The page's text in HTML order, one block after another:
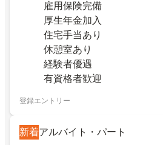
雇用保険完備
厚生年金加入
住宅手当あり
休憩室あり
経験者優遇
有資格者歓迎
登録エントリー
新着アルバイト・パート